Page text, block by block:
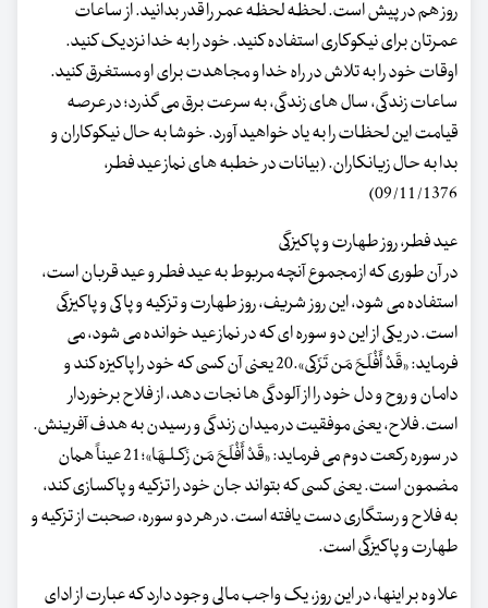
روز هم در پیش است. لحظه لحظه عمر را قدر بدانید. از ساعات
عمرتان برای نیکوکاری استفاده کنید. خود را به خدا نزدیک کنید.
اوقات خود را به تلاش در راه خدا و مجاهدت برای او مستغرق کنید.
ساعات زندگی، سال های زندگی، به سرعت برق می گذرد؛ در عرصه
قیامت این لحظات را به یاد خواهید آورد. خوشا به حال نیکوکاران و
بدا به حال زیانکاران. (بیانات در خطبه های نماز عید فطر،
09/11/1376)
عید فطر، روز طهارت و پاکیزگی
در آن طوری که از مجموع آنچه مربوط به عید فطر و عید قربان است،
استفاده می شود، این روز شریف، روز طهارت و تزکیه و پاکی و پاکیزگی
است. در یکی از این دو سوره ای که در نماز عید خوانده می شود، می
فرماید: «قَدْ أَفْلَحَ مَن تَزَکی».20 یعنی آن کسی که خود را پاکیزه کند و
دامان و روح و دل خود را از آلودگی ها نجات دهد، از فلاح برخوردار
است. فلاح، یعنی موفقیت در میدان زندگی و رسیدن به هدف آفرینش.
در سوره رکعت دوم می فرماید: «قَدْ أَفْلَحَ مَن زَکـلـهَا»؛21 عیناً همان
مضمون است. یعنی کسی که بتواند جان خود را تزکیه و پاکسازی کند،
به فلاح و رستگاری دست یافته است. در هر دو سوره، صحبت از تزکیه و
طهارت و پاکیزگی است.
علاوه بر اینها، در این روز، یک واجب مالی وجود دارد که عبارت از ادای